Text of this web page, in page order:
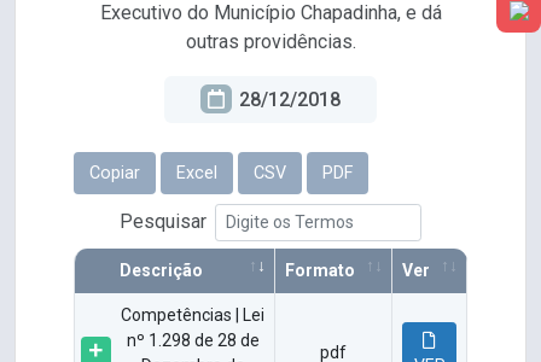
Executivo do Município Chapadinha, e dá
outras providências.
28/12/2018
Copiar Excel CSV PDF
Pesquisar
Descrição Formato Ver
Competências | Lei
nº 1.298 de 28 de
pdf